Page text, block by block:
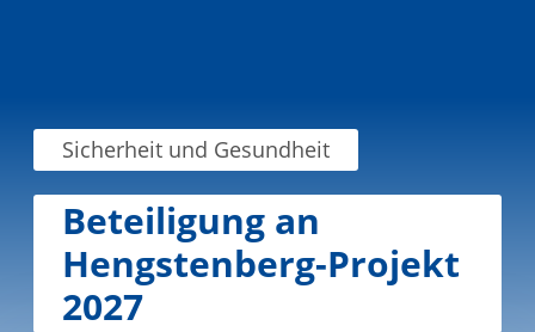
Sicherheit und Gesundheit
Beteiligung an
Hengstenberg-Projekt
2027